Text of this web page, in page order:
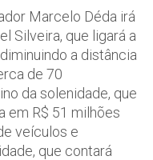
Marcelo Déda irá
Silveira, que ligará a
a distância
de 70
da solenidade, que
em R$ 51 milhões
veículos e
que contará